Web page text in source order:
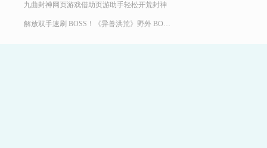
九曲封神网页游戏借助页游助手轻松开荒封神
解放双手速刷 BOSS！《异兽洪荒》野外 BOSS 玩法，页游助手挂机打宝两不误